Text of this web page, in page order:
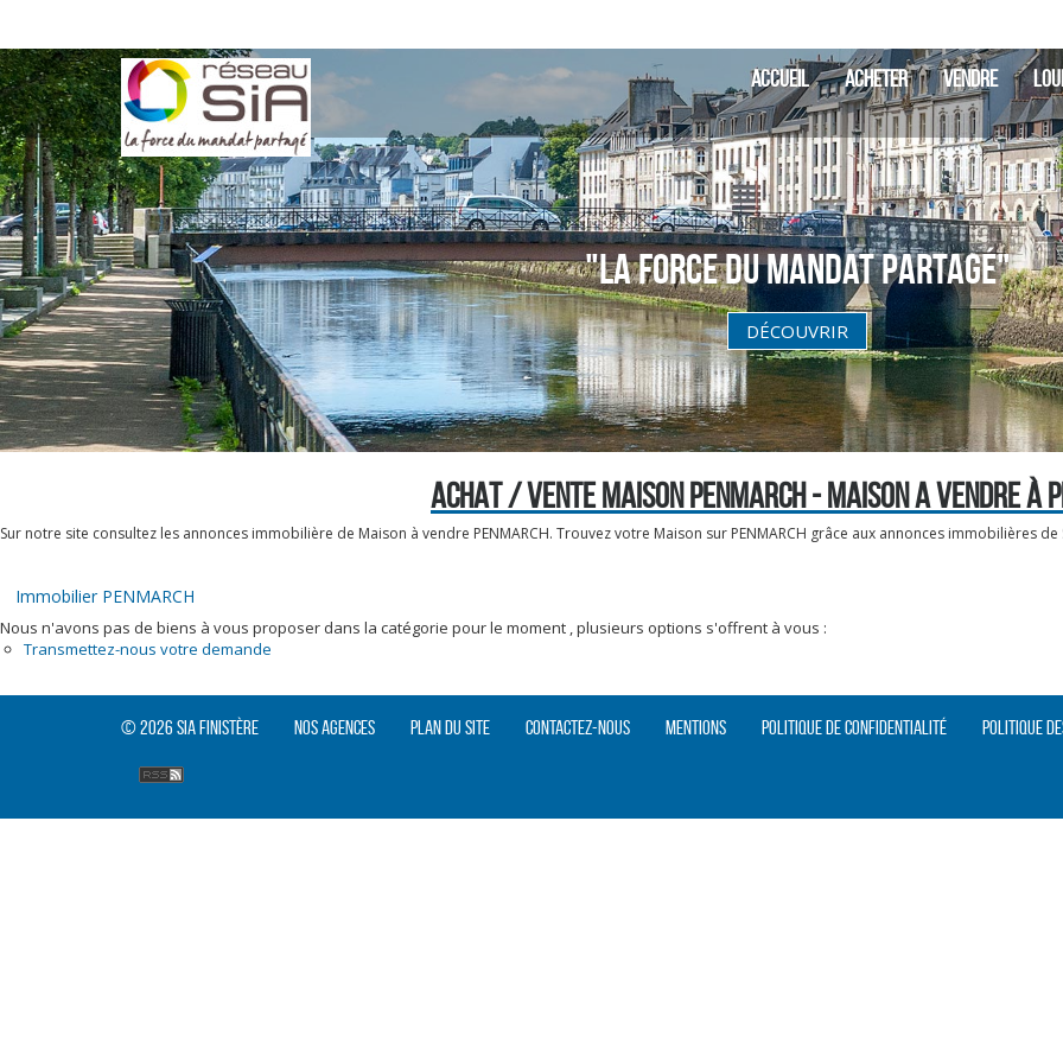
ACCUEIL ACHETER VENDRE
"La Force du Mandat partagé"
DÉCOUVRIR
ACHAT / VENTE MAISON PENMARCH - MAISON A VENDRE À
Sur notre site consultez les annonces immobilière de Maison à vendre PENMARCH. Trouvez votre Maison sur PENMARCH grâce aux annonces immobilières de
Immobilier PENMARCH
Nous n'avons pas de biens à vous proposer dans la catégorie pour le moment , plusieurs options s'offrent à vous :
Transmettez-nous votre demande
© 2026 SIA Finistère Nos agences Plan du site Contactez-nous Mentions Politique de confidentialité Politique